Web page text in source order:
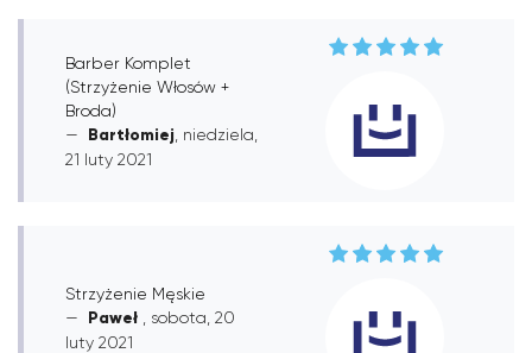
Barber Komplet
(Strzyżenie Włosów +
Broda)
Bartłomiej , niedziela,
21 luty 2021
Strzyżenie Męskie
Paweł
, sobota, 20
luty 2021